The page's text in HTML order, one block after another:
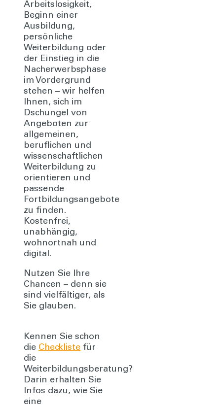
Arbeitslosigkeit,
Beginn einer
Ausbildung,
persönliche
Weiterbildung oder
der Einstieg in die
Nacherwerbsphase
im Vordergrund
stehen – wir helfen
Ihnen, sich im
Dschungel von
Angeboten zur
allgemeinen,
beruflichen und
wissenschaftlichen
Weiterbildung zu
orientieren und
passende
Fortbildungsangebote
zu finden.
Kostenfrei,
unabhängig,
wohnortnah und
digital.
Nutzen Sie Ihre
Chancen – denn sie
sind vielfältiger, als
Sie glauben.
Kennen Sie schon
die Checkliste für
die
Weiterbildungsberatung?
Darin erhalten Sie
Infos dazu, wie Sie
eine